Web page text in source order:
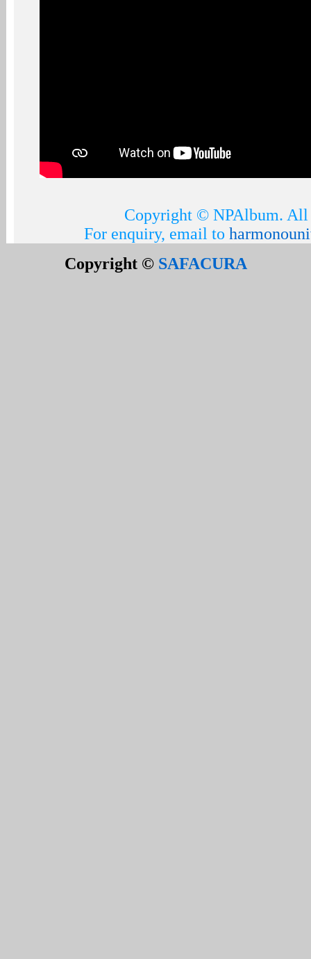
Copyright © NPAlbum. All
For enquiry, email to
Copyright © SAFACURA